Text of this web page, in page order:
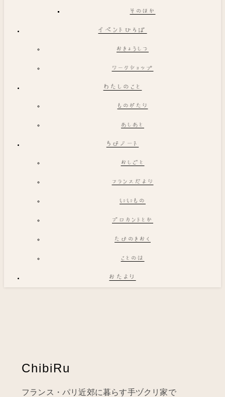
そのほか
イベントひろば
おきょうしつ
ワークショップ
わたしのこと
ものがたり
あしあと
ちびノート
おしごと
フランスだより
いいもの
ブロカントとか
たびのきおく
ことのは
おたより
ChibiRu
フランス・パリ近郊に暮らす手ヅクリ家で